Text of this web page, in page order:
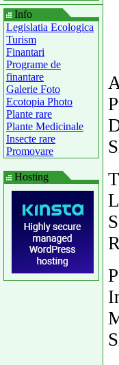
Info
Legislatia Ecologica
Turism
Finantari
Programe de
finantare
Galerie Foto
Ecotopia Photo
Plante rare
Plante Medicinale
Insecte rare
Promovare
Hosting